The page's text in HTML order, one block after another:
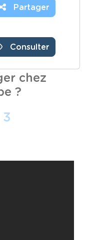
Partager
Consulter
chez
?
3